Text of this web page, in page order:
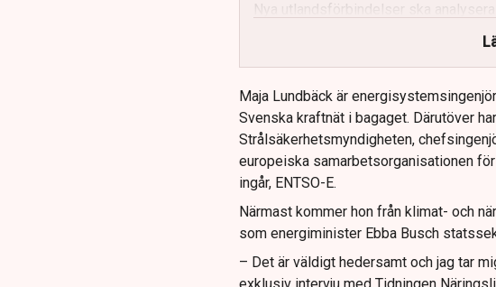
Nya utlandsförbindelser ska
Maja Lundbäck är
Svenska kraftnät i bagaget. Därutöver
Strålsäkerhetsmyndigheten,
europeiska samarbetsorganisationen
ingår, ENTSO-E.
Närmast kommer hon från klimat- och
som energiminister Ebba Busch
– Det är väldigt hedersamt och jag tar